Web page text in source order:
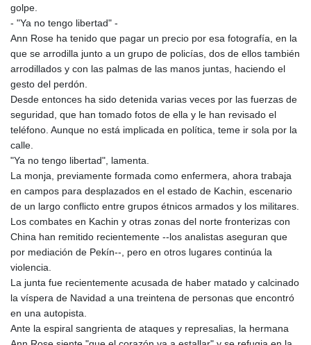
golpe.
- "Ya no tengo libertad" -
Ann Rose ha tenido que pagar un precio por esa fotografía, en la
que se arrodilla junto a un grupo de policías, dos de ellos también
arrodillados y con las palmas de las manos juntas, haciendo el
gesto del perdón.
Desde entonces ha sido detenida varias veces por las fuerzas de
seguridad, que han tomado fotos de ella y le han revisado el
teléfono. Aunque no está implicada en política, teme ir sola por la
calle.
"Ya no tengo libertad", lamenta.
La monja, previamente formada como enfermera, ahora trabaja
en campos para desplazados en el estado de Kachin, escenario
de un largo conflicto entre grupos étnicos armados y los militares.
Los combates en Kachin y otras zonas del norte fronterizas con
China han remitido recientemente --los analistas aseguran que
por mediación de Pekín--, pero en otros lugares continúa la
violencia.
La junta fue recientemente acusada de haber matado y calcinado
la víspera de Navidad a una treintena de personas que encontró
en una autopista.
Ante la espiral sangrienta de ataques y represalias, la hermana